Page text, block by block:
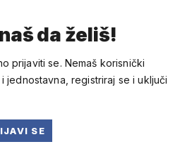
da želiš!
prijaviti se. Nemaš korisnički
jednostavna, registriraj se i uključi
SE